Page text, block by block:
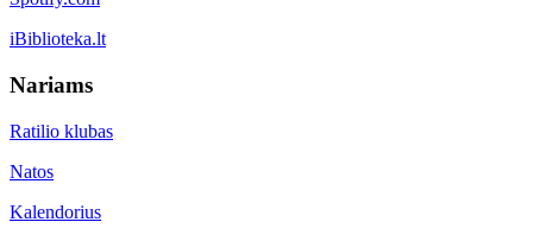
iBiblioteka.lt
Nariams
Ratilio klubas
Natos
Kalendorius